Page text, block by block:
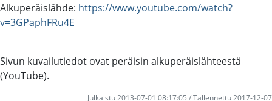
Alkuperäislähde: https://www.youtube.com/watch?
v=3GPaphFRu4E
Sivun kuvailutiedot ovat peräisin alkuperäislähteestä
(YouTube).
Julkaistu 2013-07-01 08:17:05 / Tallennettu 2017-12-07